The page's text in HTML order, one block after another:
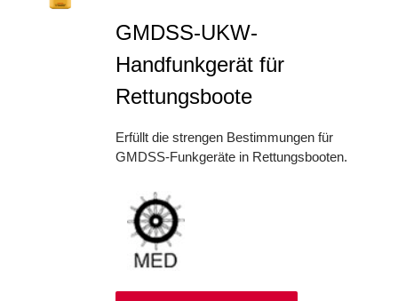
GMDSS-UKW-
Handfunkgerät für
Rettungsboote
Erfüllt die strengen Bestimmungen für
GMDSS-Funkgeräte in Rettungsbooten.